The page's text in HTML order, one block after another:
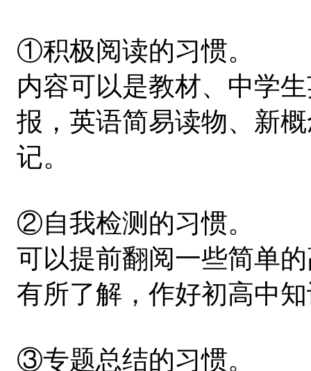
①积极阅读的习惯。
内容可以是教材、中学
报，英语简易读物、新
记。
②自我检测的习惯。
可以提前翻阅一些简单
有所了解，作好初高中
③专题总结的习惯。